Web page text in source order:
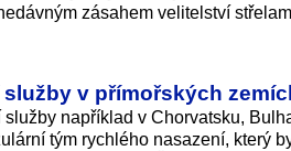
zásahem velitelství
v přímořských
například v Chorvatsku,
tým rychlého nasazení, který